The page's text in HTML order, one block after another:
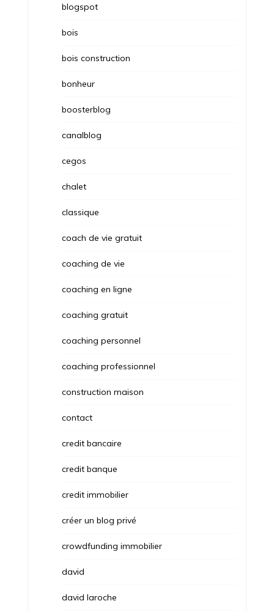
blogspot
bois
bois construction
bonheur
boosterblog
canalblog
cegos
chalet
classique
coach de vie gratuit
coaching de vie
coaching en ligne
coaching gratuit
coaching personnel
coaching professionnel
construction maison
contact
credit bancaire
credit banque
credit immobilier
créer un blog privé
crowdfunding immobilier
david
david laroche